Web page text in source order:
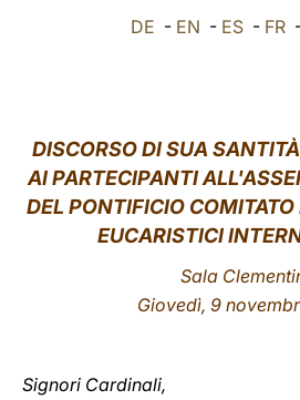
DE - EN - ES - FR
DISCORSO DI SUA
AI PARTECIPANTI
DEL PONTIFICIO COMITATO
EUCARISTICI
Sala
Giovedì, 9
Signori Cardinali,